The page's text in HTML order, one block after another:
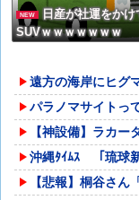
NEW
日産が社運をか
SUVｗｗｗｗｗｗｗ
遠方の海岸にヒグ
パラノマサイトっ
【神設備】ラカ
沖縄ﾀｲﾑｽ 「琉球
【悲報】桐谷さ